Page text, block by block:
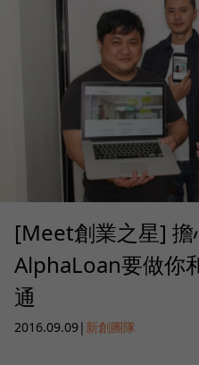
[Meet創業之星] 擔
AlphaLoan要做你
通
2016.09.09| 新創團隊